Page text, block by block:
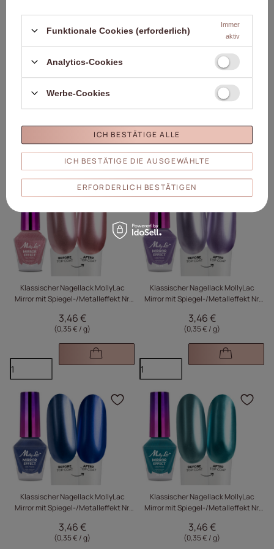
Klassischer Nagellack MollyLac
Mirror mit Spiegel-/Metalleffekt Nr. 07
3,46 €
Klassischer Nagellack MollyLac
Mirror mit Spiegel-/Metalleffekt Nr.
3,46 €
Klassischer Nagellack MollyLac
Mirror mit Spiegel-/Metalleffekt Nr.
3,46 €
(0,35 € / g)
Klicken Sie, um das
Klassischer Nagellack MollyLac
Mirror mit Spiegel-/Metalleffekt Nr.
3,46 €
(0,35 € / g)
Klassischer Nagellack MollyLac
Mirror mit Spiegel-/Metalleffekt Nr.
3,46 €
(0,35 € / g)
Klicken Sie, um das
Klassischer Nagellack MollyLac
Mirror mit Spiegel-/Metalleffekt Nr.
3,46 €
(0,35 € / g)
Funktionale Cookies (erforderlich)
Immer
aktiv
Analytics-Cookies
Werbe-Cookies
ICH BESTÄTIGE DIE AUSGEWÄHLTE
ERFORDERLICH BESTÄTIGEN
ICH BESTÄTIGE ALLE